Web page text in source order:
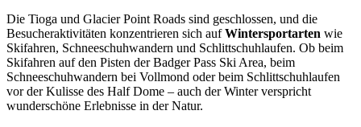
Die Tioga und Glacier Point Roads sind geschlossen, und die
Besucheraktivitäten konzentrieren sich aufWintersportarten wie
Skifahren, Schneeschuhwandern und Schlittschuhlaufen. Ob beim
Skifahren auf den Pisten der Badger Pass Ski Area, beim
Schneeschuhwandern bei Vollmond oder beim Schlittschuhlaufen
vor der Kulisse des Half Dome – auch der Winter verspricht
wunderschöne Erlebnisse in der Natur.